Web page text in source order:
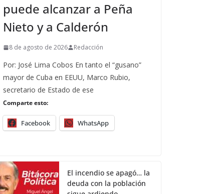
puede alcanzar a Peña
Nieto y a Calderón
8 de agosto de 2026 Redacción
Por: José Lima Cobos En tanto el “gusano”
mayor de Cuba en EEUU, Marco Rubio,
secretario de Estado de ese
Comparte esto:
Facebook WhatsApp
El incendio se apagó… la
deuda con la población